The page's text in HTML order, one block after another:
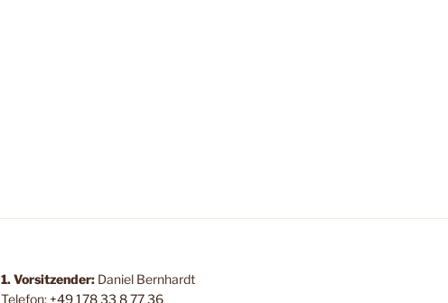
1. Vorsitzender:Daniel Bernhardt
Telefon: +49 178 33 8 77 36